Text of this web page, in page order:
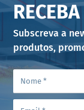
Subscreva a
produtos,